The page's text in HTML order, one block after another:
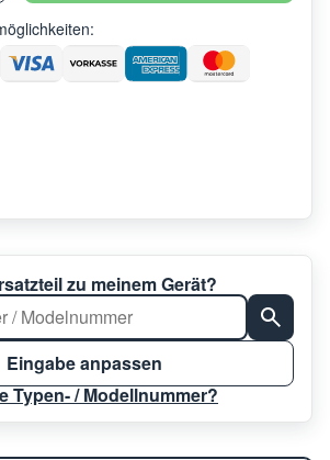
zu meinem Gerät?
Eingabe anpassen
Typen- / Modellnummer?